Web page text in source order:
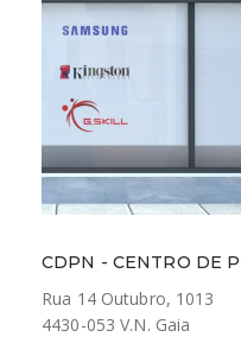
CDPN - CENTRO DE
Rua 14 Outubro, 1013
4430-053 V.N. Gaia